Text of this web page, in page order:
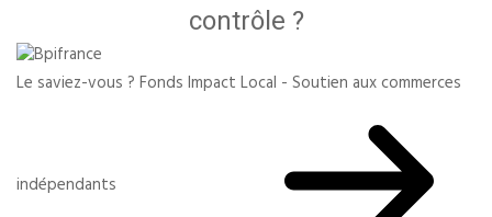
contrôle ?
Le saviez-vous ?Fonds Impact Local - Soutien aux commerces
indépendants